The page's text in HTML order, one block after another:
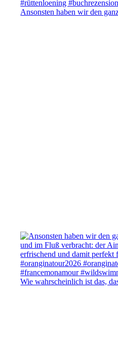
Ansonsten haben wir den
Wie wahrscheinlich ist das,